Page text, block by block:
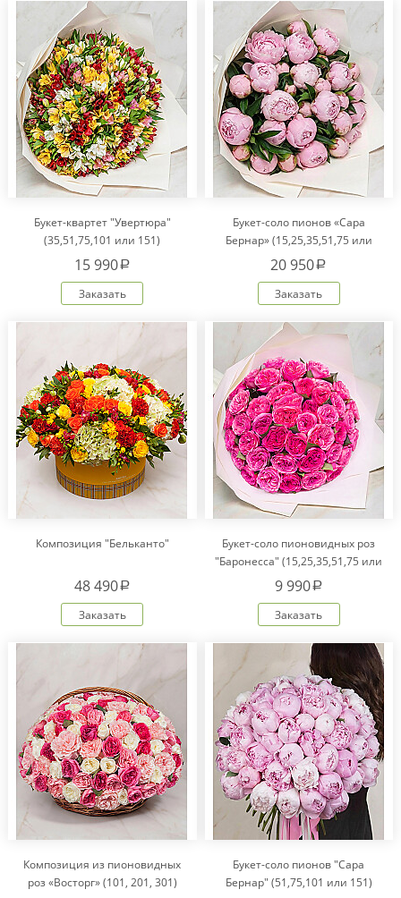
Букет-квартет "Увертюра"
(35,51,75,101 или 151)
15 990a
Заказать
Букет-соло пионов «Сара
Бернар» (15,25,35,51,75 или
101)
20 950a
Заказать
Композиция "Бельканто"
48 490a
Заказать
Букет-соло пионовидных роз
"Баронесса" (15,25,35,51,75 или
101)
9 990a
Заказать
Композиция из пионовидных
роз «Восторг» (101, 201, 301)
Букет-соло пионов "Сара
Бернар" (51,75,101 или 151)